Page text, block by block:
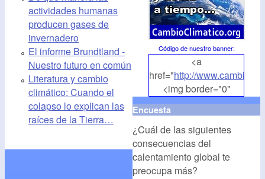
actividades humanas
producen gases de
invernadero
El informe Brundtland -
Nuestro futuro en común
Literatura y cambio
climático: Cuando el
colapso lo explican las
raíces de la Tierra…
Código de nuestro banner:
<a
href="http://
<img border="0"
align="middle"
src="http://
alt="CambioClimatico.org"
/></a>
Encuesta
¿Cuál de las siguientes
consecuencias del
calentamiento global te
preocupa más?